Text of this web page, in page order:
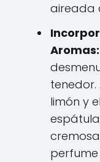
aireada
Aromas:
limón y